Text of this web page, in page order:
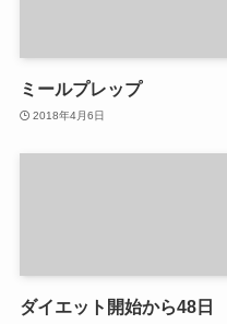
ミールプレップ
2018年4月6日
ダイエット開始から48日